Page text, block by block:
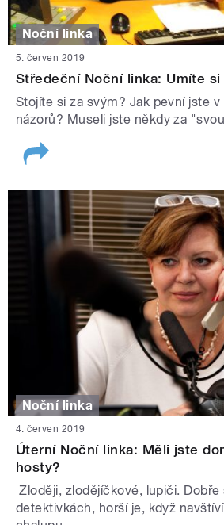
Noční linka
5. červen 2019
Středeční Noční linka: Umíte
Stojíte si za svým? Jak pevní jste
názorů? Museli jste někdy za
Noční linka
4. červen 2019
Úterní Noční linka: Měli jste
hosty?
Zloději, zlodějíčkové, lupiči.
detektivkách, horší je, když